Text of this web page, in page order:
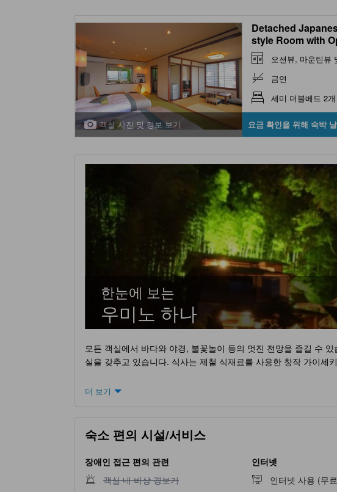
객실 사진 및 정보 보기
Detached
style Room with
& Scenic View
오션뷰, 마운틴뷰
금연
요금 확인을 위해 숙박
한눈에 보는
우미노 하나
모든 객실에서 바다와 야경, 불꽃놀이 등의 멋진 전망을 즐길 수
실을 갖추고 있습니다. 식사는 제철 식재료를 사용한 창작 가이
더 보기
숙소 편의 시설/서비스
장애인 접근 편의 관련
객실 내 비상 경보기 이용 불가
객실 내 비상 경보기
인터넷
인터넷 사용 (무